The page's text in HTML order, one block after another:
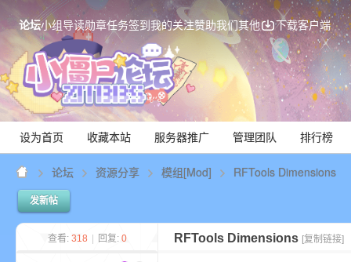
论坛小组导读勋章任务签到我的关注赞助我们其他 下载客户端
设为首页 收藏本站 服务器推广 管理团队 排行榜
论坛 资源分享 模组[Mod] RFTools Dimensions
发新帖
查看: 318 回复: 0 RFTools Dimensions [复制链接]